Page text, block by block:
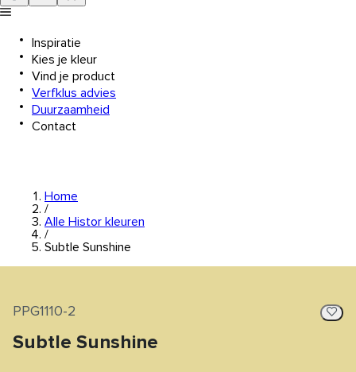
Inspiratie
Kies je kleur
Vind je product
Verfklus advies
Duurzaamheid
Contact
Home
/
Alle Histor kleuren
/
Subtle Sunshine
PPG1110-2
Subtle Sunshine